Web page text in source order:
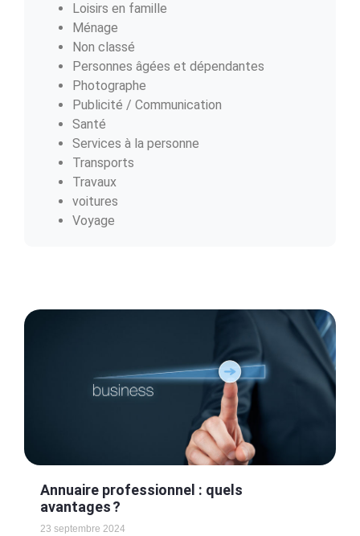
Loisirs en famille
Ménage
Non classé
Personnes âgées et dépendantes
Photographe
Publicité / Communication
Santé
Services à la personne
Transports
Travaux
voitures
Voyage
Annuaire professionnel : quels
avantages ?
23 septembre 2024